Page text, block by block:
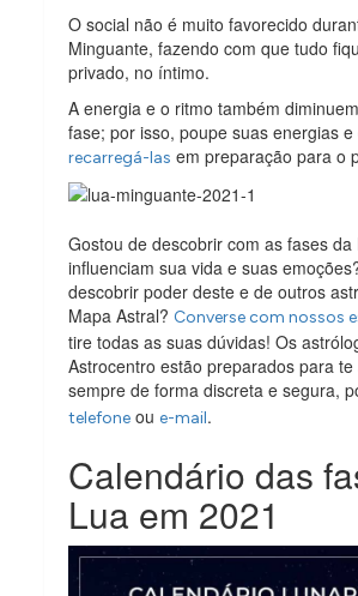
O social não é muito favorecido
Minguante, fazendo com que tudo
privado, no íntimo.
A energia e o ritmo também
fase; por isso, poupe suas energias
recarregá-las em preparação para o
Gostou de descobrir com as fases da
influenciam sua vida e suas
descobrir poder deste e de outros
Mapa Astral? Converse com nossos
tire todas as suas dúvidas! Os
Astrocentro estão preparados para te
sempre de forma discreta e segura,
telefone oue-mail.
Calendário das
Lua em 2021